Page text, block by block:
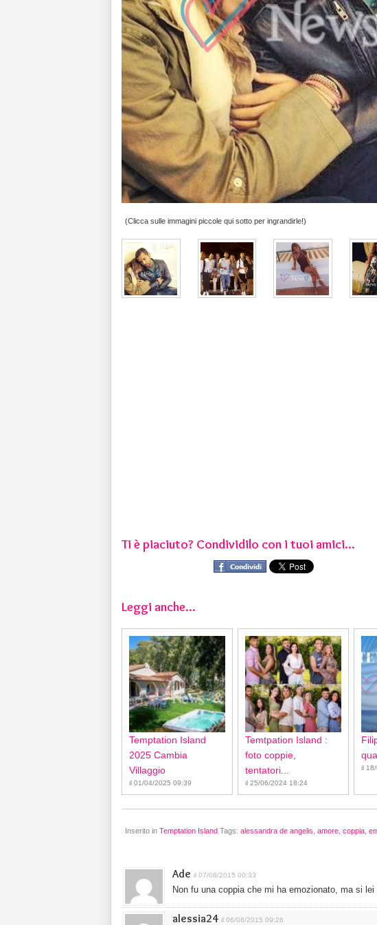
(Clicca sulle immagini piccole qui sotto per ingrandirle!)
Ti è piaciuto? Condividilo con i tuoi amici...
Leggi anche...
Temptation Island
2025 Cambia
Villaggio
il 01/04/2025 09:39
Temtpation Island :
foto coppie,
tentatori...
il 25/06/2024 18:24
il
Inserito in Temptation Island Tags: alessandra de angelis amore coppia
Ade il 07/08/2015 00:33
Non fu una coppia che mi ha emozionato, ma si
alessia24 il 06/08/2015 09:26